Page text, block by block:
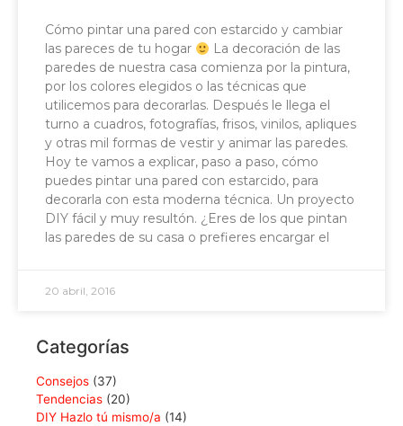
Cómo pintar una pared con estarcido y cambiar
las pareces de tu hogar
La decoración de las
paredes de nuestra casa comienza por la pintura,
por los colores elegidos o las técnicas que
utilicemos para decorarlas. Después le llega el
turno a cuadros, fotografías, frisos, vinilos, apliques
y otras mil formas de vestir y animar las paredes.
Hoy te vamos a explicar, paso a paso, cómo
puedes pintar una pared con estarcido, para
decorarla con esta moderna técnica. Un proyecto
DIY fácil y muy resultón. ¿Eres de los que pintan
las paredes de su casa o prefieres encargar el
20 abril, 2016
Categorías
Consejos (37)
Tendencias (20)
DIY Hazlo tú mismo/a (14)